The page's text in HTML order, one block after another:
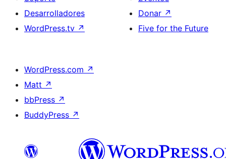
Desarrolladores
WordPress.tv ↗
Donar ↗
Five for the Future
WordPress.com ↗
Matt ↗
bbPress ↗
BuddyPress ↗